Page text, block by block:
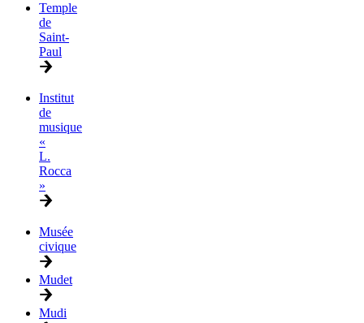
Temple
de
Saint-
Paul
Institut
de
musique
«
L.
Rocca
»
Musée
civique
Mudet
Mudi